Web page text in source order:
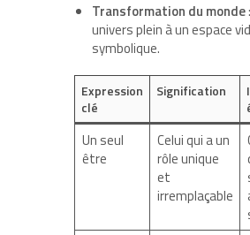
Transformation du monde
univers plein à un espace
symbolique.
Expression
clé
Signification
Un seul
être
Celui qui a un
rôle unique
et
irremplaçable